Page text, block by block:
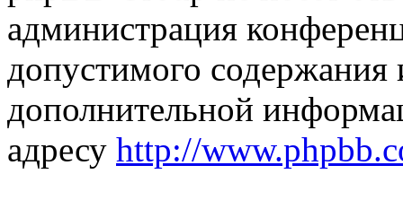
администрация
допустимого
дополнительной
адресу http://